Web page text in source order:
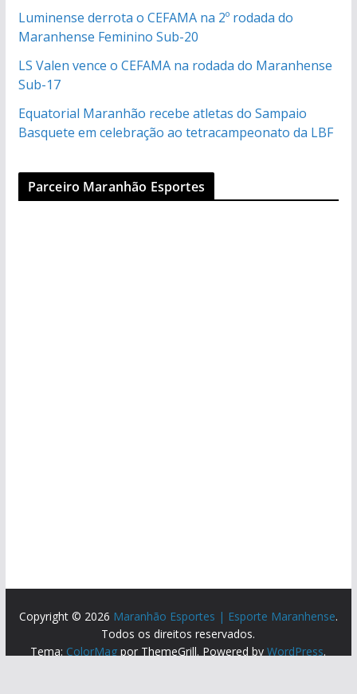
Luminense derrota o CEFAMA na 2º rodada do
Maranhense Feminino Sub-20
LS Valen vence o CEFAMA na rodada do Maranhense
Sub-17
Equatorial Maranhão recebe atletas do Sampaio
Basquete em celebração ao tetracampeonato da LBF
Parceiro Maranhão Esportes
Copyright © 2026 Maranhão Esportes | Esporte Maranhense.
Todos os direitos reservados.
Tema: ColorMag por ThemeGrill. Powered byWordPress.